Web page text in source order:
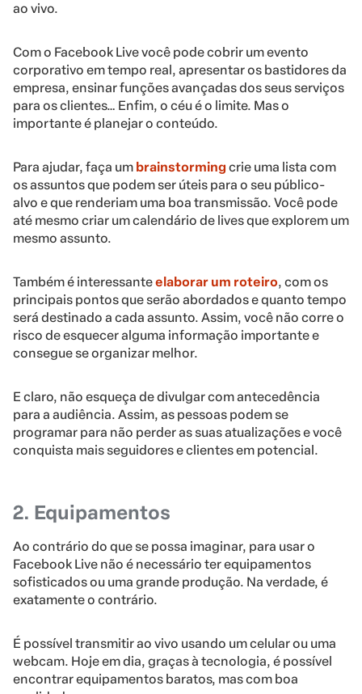
ao vivo.
Com o Facebook Live você pode cobrir um evento
corporativo em tempo real, apresentar os bastidores da
empresa, ensinar funções avançadas dos seus serviços
para os clientes… Enfim, o céu é o limite. Mas o
importante é planejar o conteúdo.
Para ajudar, faça um brainstorming crie uma lista com
os assuntos que podem ser úteis para o seu público-
alvo e que renderiam uma boa transmissão. Você pode
até mesmo criar um calendário de lives que explorem um
mesmo assunto.
Também é interessanteelaborar um roteiro, com os
principais pontos que serão abordados e quanto tempo
será destinado a cada assunto. Assim, você não corre o
risco de esquecer alguma informação importante e
consegue se organizar melhor.
E claro, não esqueça de divulgar com antecedência
para a audiência. Assim, as pessoas podem se
programar para não perder as suas atualizações e você
conquista mais seguidores e clientes em potencial.
2. Equipamentos
Ao contrário do que se possa imaginar, para usar o
Facebook Live não é necessário ter equipamentos
sofisticados ou uma grande produção. Na verdade, é
exatamente o contrário.
É possível transmitir ao vivo usando um celular ou uma
webcam. Hoje em dia, graças à tecnologia, é possível
encontrar equipamentos baratos, mas com boa